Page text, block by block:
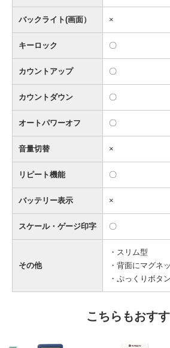
バックライト(画面） ×
キーロック 〇
カウントアップ 〇
カウントダウン 〇
オートパワーオフ 〇
音量切替 ×
リピート機能 〇
バッテリー表示 ×
スケール・ゲージ印字 〇
その他
・スリム型
・背面にマグネ
・ぷっくりボタン
こちらもおす